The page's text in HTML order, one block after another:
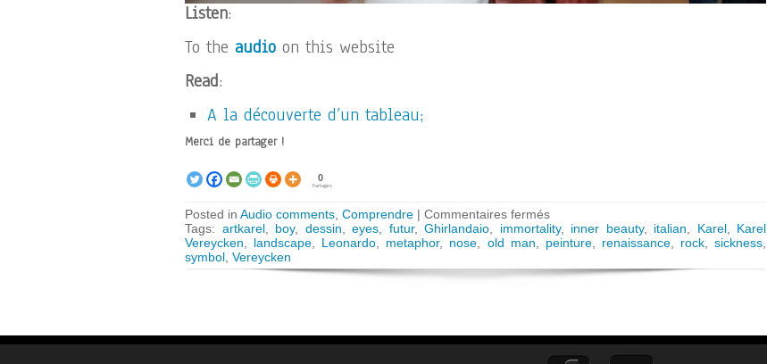
Listen:
To the audio on this website
Read:
A la découverte d’un tableau;
Merci de partager !
0
Partages
Posted in Audio comments Comprendre | Commentaires ferméssur
ARTKAREL
AUDIO
Ghirlandaio’s
Tags: artkarel, boy, dessin eyes futur, Ghirlandaio immortality, inner beauty, italian Karel, Karel
Vereycken
landscape Leonardo metaphor, nose old man peinture, renaissance, rock,sickness
symbol Vereycken